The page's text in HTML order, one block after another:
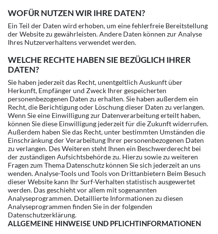
WOFÜR NUTZEN WIR IHRE DATEN?
Ein Teil der Daten wird erhoben, um eine fehlerfreie Bereitstellung
der Website zu gewährleisten. Andere Daten können zur Analyse
Ihres Nutzerverhaltens verwendet werden.
WELCHE RECHTE HABEN SIE BEZÜGLICH IHRER
DATEN?
Sie haben jederzeit das Recht, unentgeltlich Auskunft über
Herkunft, Empfänger und Zweck Ihrer gespeicherten
personenbezogenen Daten zu erhalten. Sie haben außerdem ein
Recht, die Berichtigung oder Löschung dieser Daten zu verlangen.
Wenn Sie eine Einwilligung zur Datenverarbeitung erteilt haben,
können Sie diese Einwilligung jederzeit für die Zukunft widerrufen.
Außerdem haben Sie das Recht, unter bestimmten Umständen die
Einschränkung der Verarbeitung Ihrer personenbezogenen Daten
zu verlangen. Des Weiteren steht Ihnen ein Beschwerderecht bei
der zuständigen Aufsichtsbehörde zu. Hierzu sowie zu weiteren
Fragen zum Thema Datenschutz können Sie sich jederzeit an uns
wenden. Analyse-Tools und Tools von Drittanbietern Beim Besuch
dieser Website kann Ihr Surf-Verhalten statistisch ausgewertet
werden. Das geschieht vor allem mit sogenannten
Analyseprogrammen. Detaillierte Informationen zu diesen
Analyseprogrammen finden Sie in der folgenden
Datenschutzerklärung.
ALLGEMEINE HINWEISE UND PFLICHTINFORMATIONEN